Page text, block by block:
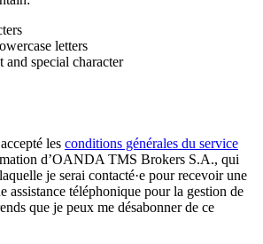
letters
and special character
les conditions générales du service
d’OANDA TMS Brokers S.A., qui
je serai contacté·e pour recevoir une
assistance téléphonique pour la gestion de
que je peux me désabonner de ce